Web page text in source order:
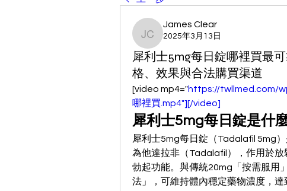
James Clear
James Clear
2025年3月13日
犀利士5mg每日錠哪裡買最
格、效果與合法購買渠道
[video mp4="https://twllmed.com/
哪裡買.mp4"][/video]
犀利士5mg每日錠是什
犀利士5mg每日錠（Tadalafil 5mg
為他達拉非（Tadalafil），作用於
勃起功能。與傳統20mg「按需服用
法」，可維持體內穩定藥物濃度，達